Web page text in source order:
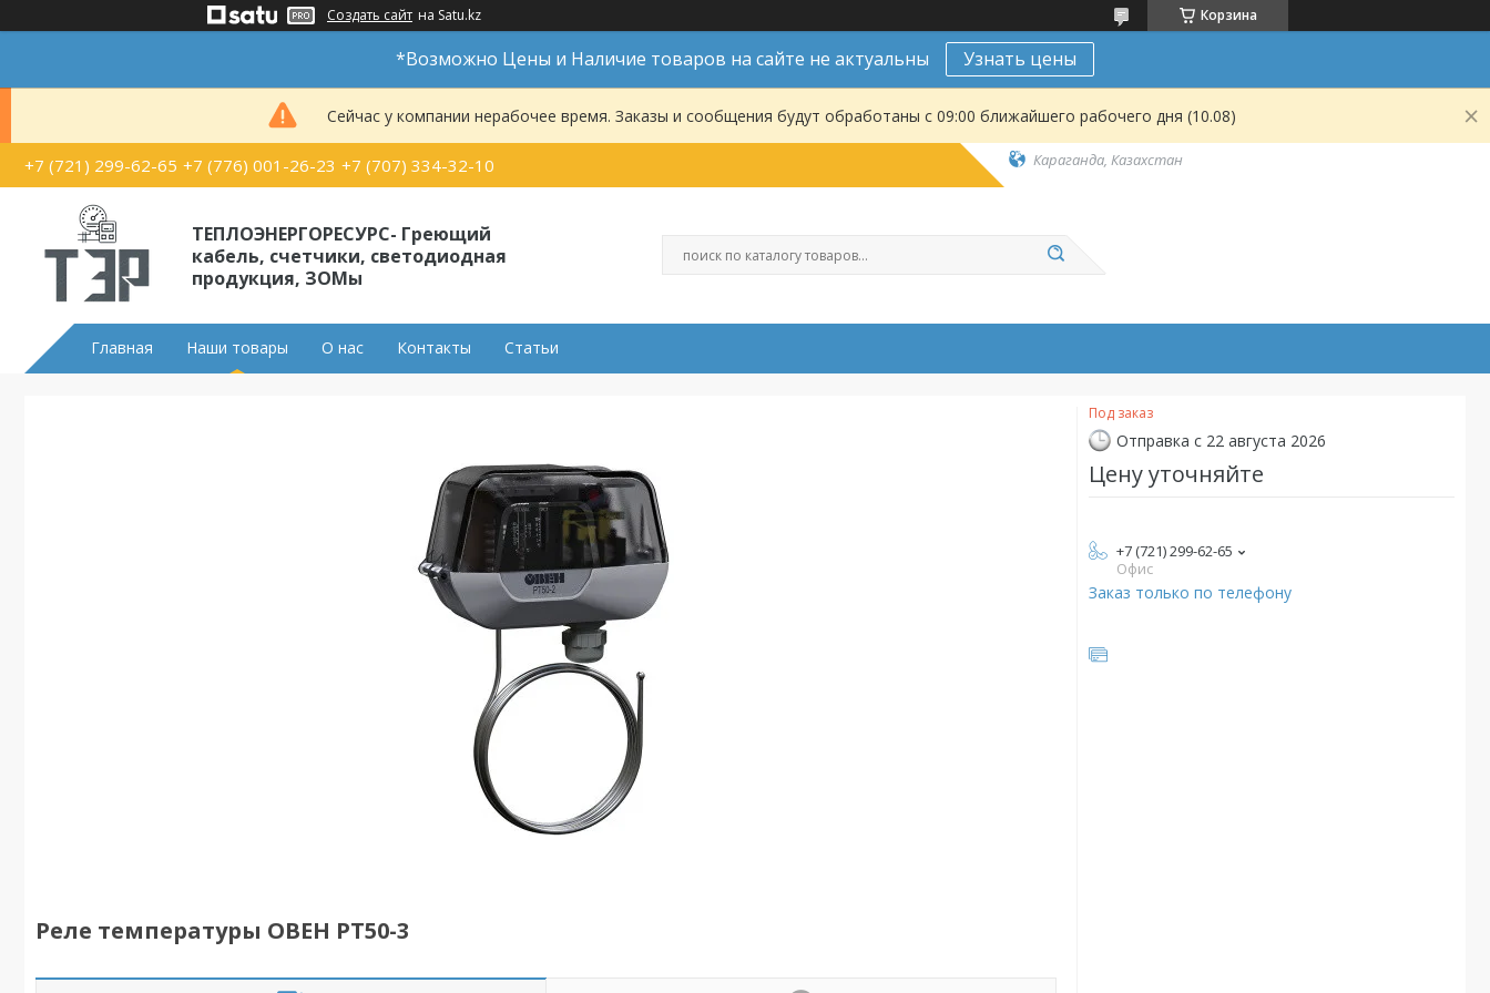
Создать сайт на Satu.kz Корзина
*Возможно Цены и Наличие товаров на сайте не актуальны Узнать цены
Сейчас у компании нерабочее время. Заказы и сообщения будут обработаны с 09:00 ближайшего рабочего дня (10.08)
+7 (721) 299-62-65 +7 (776) 001-26-23 +7 (707) 334-32-10 Караганда, Казахстан
ТЕПЛОЭНЕРГОРЕСУРС- Греющий
кабель, счетчики, светодиодная
продукция, ЗОМы
Главная Наши товары О нас Контакты Статьи
Реле температуры ОВЕН РТ50-3
Под заказ
Отправка с 22 августа 2026
Цену уточняйте
+7 (721) 299-62-65
Офис
Заказ только по телефону